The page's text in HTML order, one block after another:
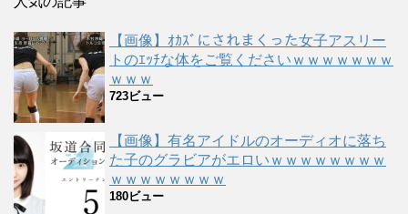
【画像】ｵｶｽﾞにされまくった女子アスリー
トのｴｯﾁな体をご覧くださいｗｗｗｗｗｗｗ
ｗｗｗ
723ビュー
【画像】有名アイドルのオーディオに落ち
た子のグラビアがエロいｗｗｗｗｗｗｗｗ
ｗｗｗｗｗｗｗｗ
180ビュー